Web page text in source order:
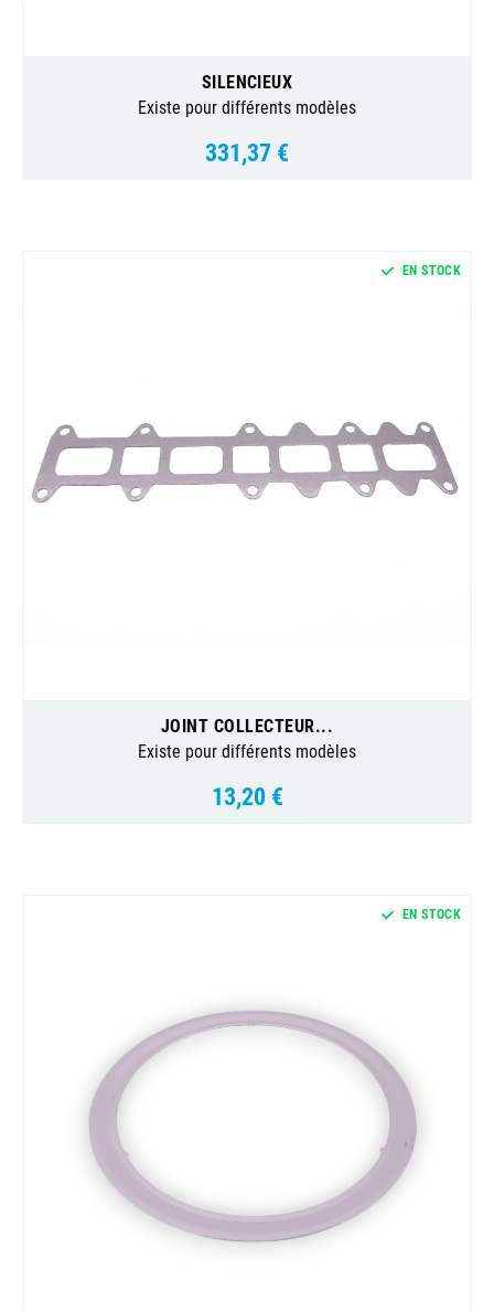
SILENCIEUX
Existe pour différents modèles
Prix
331,37 €
JOINT COLLECTEUR...
Existe pour différents modèles
Prix
13,20 €
EN STOCK
EN STOCK